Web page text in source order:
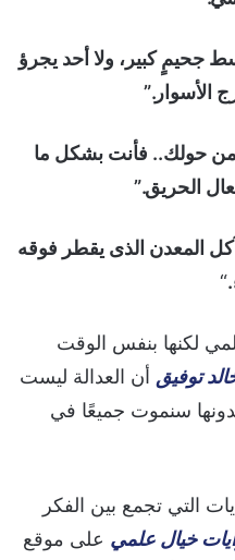
كبير، ولا أحد يجرؤ
الأسوار.”
من حولك.. فأنت بشكل ما
الحريق.”
المعدن الذى يقطر فوقه
“
لكنها بنفس الوقت
توفيق أن العدالة ليست
سنموت جميعًا في
التي تجمع بين الفكر
خيال علمي على موقع